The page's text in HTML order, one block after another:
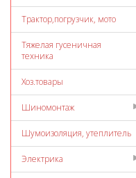
Трактор,погрузчик, мото
Тяжелая гусеничная
техника
Хоз.товары
Шиномонтаж
Шумоизоляция, утеплитель
Электрика